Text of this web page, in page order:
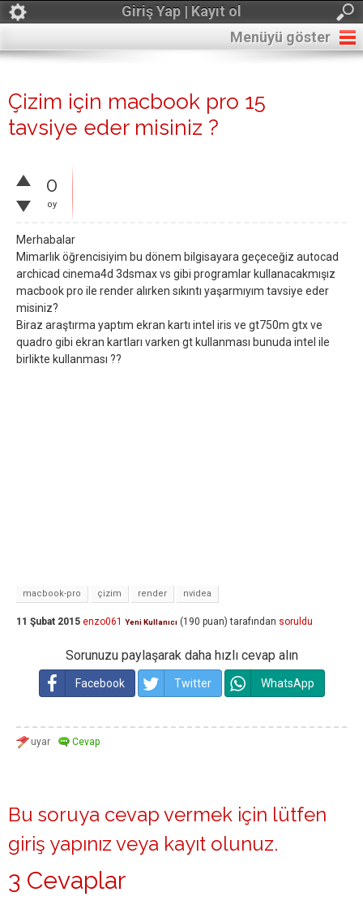
Giriş Yap | Kayıt ol
Menüyü göster
Çizim için macbook pro 15
tavsiye eder misiniz ?
0
oy
Merhabalar
Mimarlık öğrencisiyim bu dönem bilgisayara geçeceğiz autocad
archicad cinema4d 3dsmax vs gibi programlar kullanacakmışız
macbook pro ile render alırken sıkıntı yaşarmıyım tavsiye eder
misiniz?
Biraz araştırma yaptım ekran kartı intel iris ve gt750m gtx ve
quadro gibi ekran kartları varken gt kullanması bunuda intel ile
birlikte kullanması ??
macbook-pro çizim render nvidea
11 Şubat 2015 enzo061 Yeni Kullanıcı (190 puan) tarafından soruldu
Sorunuzu paylaşarak daha hızlı cevap alın
Facebook Twitter WhatsApp
Bu soruya cevap vermek için lütfen
giriş yapınız veya kayıt olunuz.
3 Cevaplar